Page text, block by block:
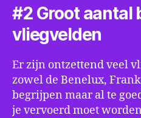
#2 Groot aantal
vliegvelden
Er zijn ontzettend veel
zowel de Benelux,
begrijpen maar al te
je vervoerd moet